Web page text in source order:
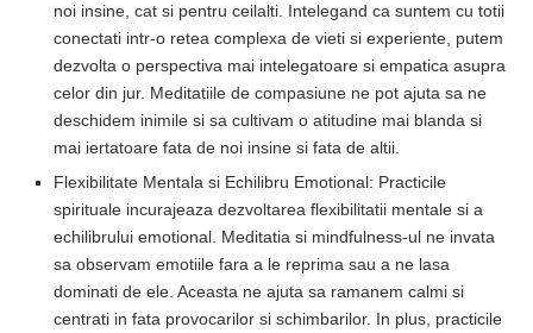
noi insine, cat si pentru ceilalti. Intelegand ca suntem cu totii
conectati intr-o retea complexa de vieti si experiente, putem
dezvolta o perspectiva mai intelegatoare si empatica asupra
celor din jur. Meditatiile de compasiune ne pot ajuta sa ne
deschidem inimile si sa cultivam o atitudine mai blanda si
mai iertatoare fata de noi insine si fata de altii.
Flexibilitate Mentala si Echilibru Emotional: Practicile
spirituale incurajeaza dezvoltarea flexibilitatii mentale si a
echilibrului emotional. Meditatia si mindfulness-ul ne invata
sa observam emotiile fara a le reprima sau a ne lasa
dominati de ele. Aceasta ne ajuta sa ramanem calmi si
centrati in fata provocarilor si schimbarilor. In plus, practicile